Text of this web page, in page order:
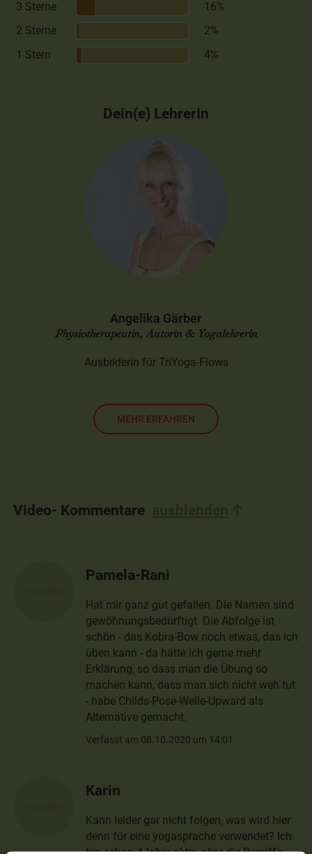
3 Sterne
16%
2 Sterne
2%
1 Stern
4%
Dein(e) LehrerIn
Angelika Gärber
Physiotherapeutin, Autorin & Yogalehrerin
Ausbilderin für TriYoga-Flows
MEHR ERFAHREN
Video- Kommentare
Pamela-Rani
Hat mir ganz gut gefallen. Die Namen sind
gewöhnungsbedürftigt. Die Abfolge ist
schön - das Kobra-Bow noch etwas, das ich
üben kann - da hätte ich gerne mehr
Erklärung, so dass man die Übung so
machen kann, dass man sich nicht weh tut
- habe Childs-Pose-Welle-Upward als
Alternative gemacht.
Verfasst am 08.10.2020 um 14:01
Karin
Kann leider gar nicht folgen, was wird hier
denn für eine yogasprache verwendet? Ich